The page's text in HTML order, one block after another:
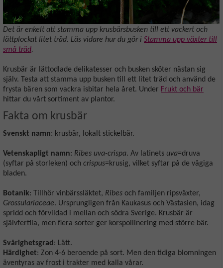
Det är enkelt att stamma upp krusbärsbusken till ett vackert och
lättplockat litet träd. Läs vidare hur du gör i Stamma upp växter till
små träd.
Krusbär är lättodlade delikatesser och busken sköter nästan sig
själv. Testa att stamma upp busken till ett litet träd och använd de
frysta bären som vackra isbitar hela året. Under Frukt och bär
hittar du vårt sortiment av plantor.
Fakta om krusbär
Svenskt namn: krusbär, lokalt stickelbär.
Vetenskapligt namn: Ribes uva-crispa. Av latinets uva=druva
(syftar på storleken) och crispus=krusig, vilket syftar på de vågiga
bladen.
Botanik: Tillhör vinbärssläktet, Ribes och familjen ripsväxter,
Grossulariaceae. Ursprungligen från Kaukasus och Västasien, idag
spridd och förvildad i mellan och södra Sverige. Krusbär är
självfertila, men flera sorter ger korspollinering med större bär.
Svårighetsgrad: Lätt.
Härdighet: Zon 4-6 beroende på sort. Men den tidiga blomningen
äventyras av frost i trakter med kalla vårar.